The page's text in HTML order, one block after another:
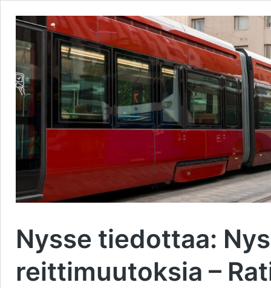
Nysse tiedottaa:
reittimuutoksia –